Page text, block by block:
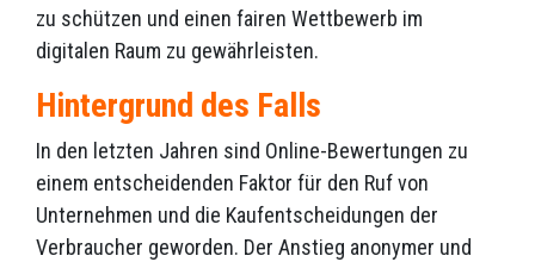
zu schützen und einen fairen Wettbewerb im
digitalen Raum zu gewährleisten.
Hintergrund des Falls
In den letzten Jahren sind Online-Bewertungen zu
einem entscheidenden Faktor für den Ruf von
Unternehmen und die Kaufentscheidungen der
Verbraucher geworden. Der Anstieg anonymer und